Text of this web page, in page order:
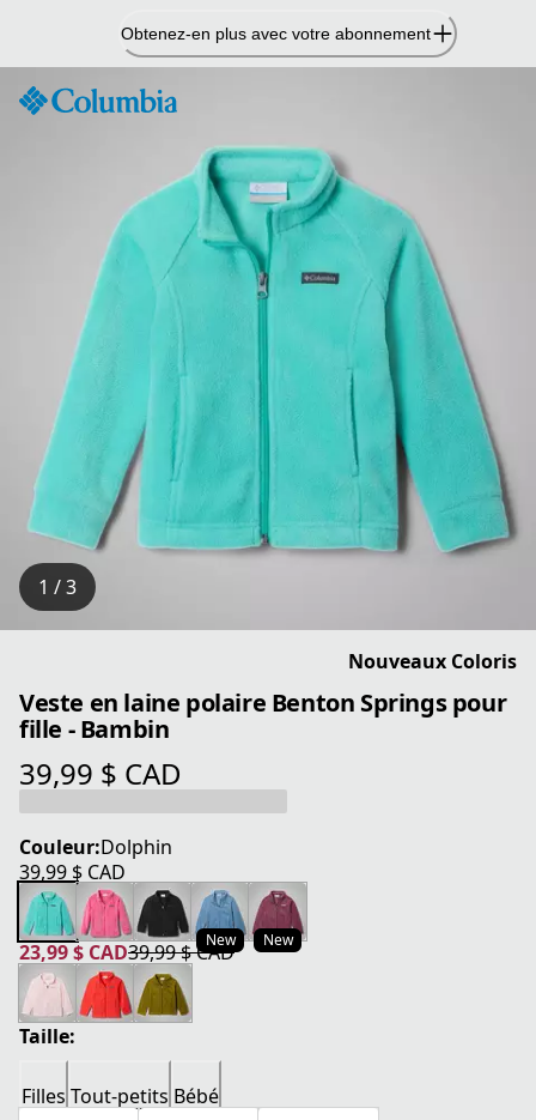
contenu
Obtenez-en plus avec votre abonnement
1 / 3
Nouveaux Coloris
Veste en laine polaire Benton Springs pour
fille - Bambin
39,99 $ CAD
prix actuel 39,99 $ CAD
Couleur:Dolphin
39,99 $ CAD
prix actuel 39,99 $ CAD
New New
23,99 $ CAD
prix actuel 23,99 $ CAD
39,99 $ CAD
prix original 39,99 $ CAD
Taille:
Filles Tout-petits Bébé